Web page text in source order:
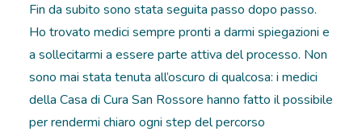
Fin da subito sono stata seguita passo dopo passo.
Ho trovato medici sempre pronti a darmi spiegazioni e
a sollecitarmi a essere parte attiva del processo. Non
sono mai stata tenuta all’oscuro di qualcosa: i medici
della Casa di Cura San Rossore hanno fatto il possibile
per rendermi chiaro ogni step del percorso